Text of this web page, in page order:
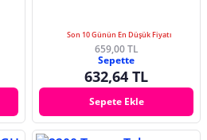
Son 10 Günün En Düşük Fiyatı
659,00 TL
Sepette
632,64 TL
Sepete Ekle